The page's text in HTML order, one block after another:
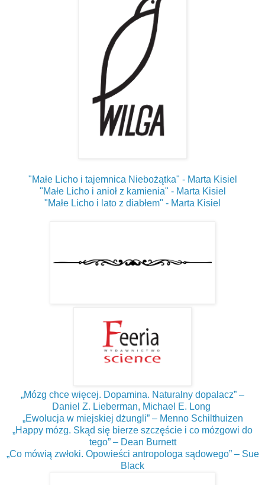
"Małe Licho i tajemnica Niebożątka" - Marta Kisiel
"Małe Licho i anioł z kamienia" - Marta Kisiel
"Małe Licho i lato z diabłem" - Marta Kisiel
„Mózg chce więcej. Dopamina. Naturalny dopalacz” –
Daniel Z. Lieberman, Michael E. Long
„Ewolucja w miejskiej dżungli” – Menno Schilthuizen
„Happy mózg. Skąd się bierze szczęście i co mózgowi do
tego” – Dean Burnett
„Co mówią zwłoki. Opowieści antropologa sądowego” – Sue
Black